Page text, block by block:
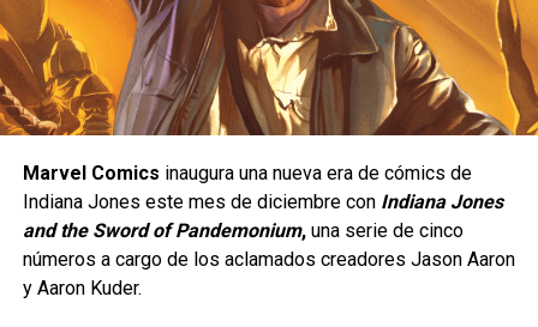
RELATED TOPICS: AMAZON FEBRERO JUEGOS LUNA
UP NEXT
eFootball Kick-Off! lleva la pasión del fútbol
DON'T MISS
El Absolute Suicide Squad cuenta con todo un
rediseño
Una peleadora de presión constante.
Yasmine está diseñada para quienes disfrutan de un
estilo de juego ofensivo;se trata de un personaje de
tiporushdown, cuyo objetivo es mantenerse cerca del
rival para presionarlo de manera constante y obligarlo a
cometer errores. Su estilo de combate está inspirado en
Eskrima
, un arte marcial filipino, e incorpora el uso de
un
, además de una gran movilidad, ataques
rápidos y múltiples opciones para extender combos.
Marvel Comics inaugura una nueva era de cómics de
Indiana Jones este mes de diciembre con Indiana Jones
and the Sword of Pandemonium,una serie de cinco
números a cargo de los aclamados creadores Jason Aaron
y Aaron Kuder.